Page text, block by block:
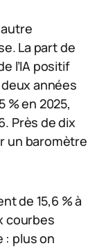
La part de
l’IA positif
années
% en 2025,
Près de dix
un baromètre
de 15,6 % à
courbes
: plus on